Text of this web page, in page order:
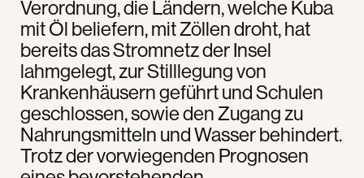
Verordnung, die Ländern, welche Kuba
mit Öl beliefern, mit Zöllen droht, hat
bereits das Stromnetz der Insel
lahmgelegt, zur Stilllegung von
Krankenhäusern geführt und Schulen
geschlossen, sowie den Zugang zu
Nahrungsmitteln und Wasser behindert.
Trotz der vorwiegenden Prognosen